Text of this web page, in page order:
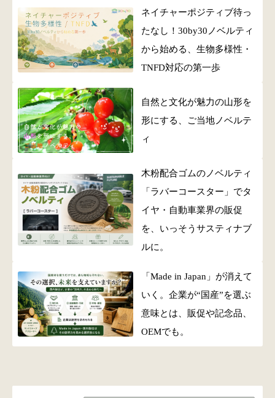
ネイチャーポジティブ待っ
たなし！30by30ノベルティ
から始める、生物多様性・
TNFD対応の第一歩
自然と文化が魅力の山形を
形にする、ご当地ノベルテ
ィ
木粉配合ゴムのノベルティ
「ラバーコースター」でタ
イヤ・自動車業界の販促
を、いっそうサスティナブ
ルに。
「Made in Japan」が消えて
いく。企業が“国産”を選ぶ
意味とは、販促や記念品、
OEMでも。